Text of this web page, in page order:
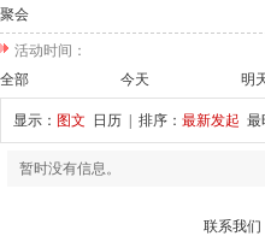
聚会
活动时间：
全部
今天 明
显示： 图文 日历 | 排序： 最新发起 最
暂时没有信息。
联系我们